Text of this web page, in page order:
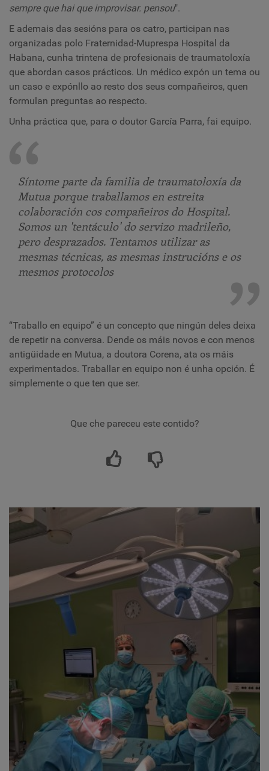
sempre que hai que improvisar. pensou".
E ademais das sesións para os catro, participan nas
organizadas polo Fraternidad-Muprespa Hospital da
Habana, cunha trintena de profesionais de traumatoloxía
que abordan casos prácticos. Un médico expón un tema ou
un caso e expónllo ao resto dos seus compañeiros, quen
formulan preguntas ao respecto.
Unha práctica que, para o doutor García Parra, fai equipo.
Síntome parte da familia de traumatoloxía da
Mutua porque traballamos en estreita
colaboración cos compañeiros do Hospital.
Somos un 'tentáculo' do servizo madrileño,
pero desprazados. Tentamos utilizar as
mesmas técnicas, as mesmas instrucións e os
mesmos protocolos
“Traballo en equipo” é un concepto que ningún deles deixa
de repetir na conversa. Dende os máis novos e con menos
antigüidade en Mutua, a doutora Corena, ata os máis
experimentados. Traballar en equipo non é unha opción. É
simplemente o que ten que ser.
Que che pareceu este contido?